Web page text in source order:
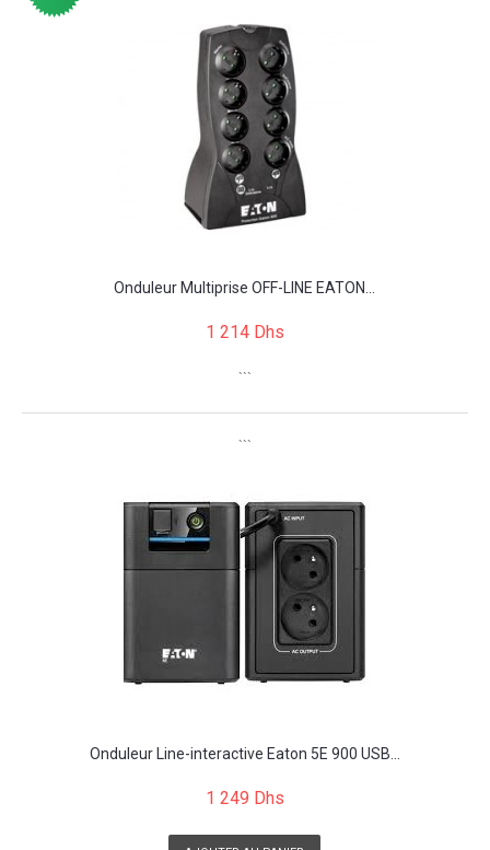
Onduleur Multiprise OFF-LINE EATON...
1 214 Dhs
```
```
Onduleur Line-interactive Eaton 5E 900 USB...
1 249 Dhs